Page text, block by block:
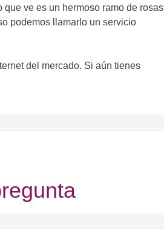
ve es un hermoso ramo de rosas
podemos llamarlo un servicio
del mercado. Si aún tienes